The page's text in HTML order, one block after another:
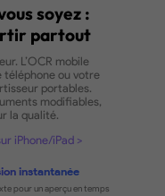
d'éviter toute
des images
permet de
préservant la qualité.
PDF non éditable
image à l'aide de
sélective